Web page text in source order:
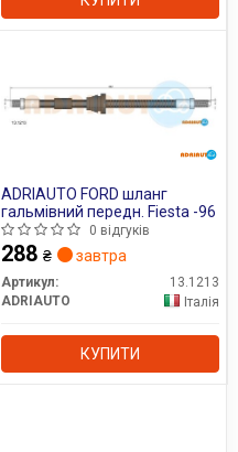
ADRIAUTO FORD шланг
гальмівний передн. Fiesta -96
0 відгуків
288 ₴ завтра
Артикул:
13.1213
ADRIAUTO
Італія
КУПИТИ